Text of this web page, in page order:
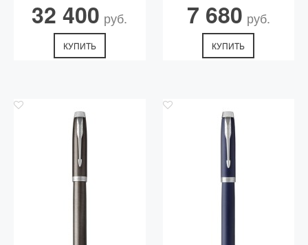
32 400 руб.
КУПИТЬ
7 680 руб.
КУПИТЬ